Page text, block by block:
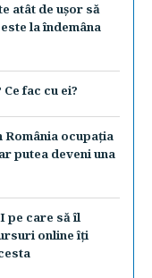
atât de uşor să
la îndemâna
fac cu ei?
România ocupaţia
putea deveni una
pe care să îl
online îţi